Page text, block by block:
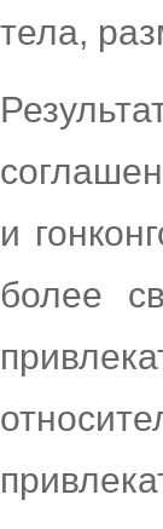
тела,
и
более